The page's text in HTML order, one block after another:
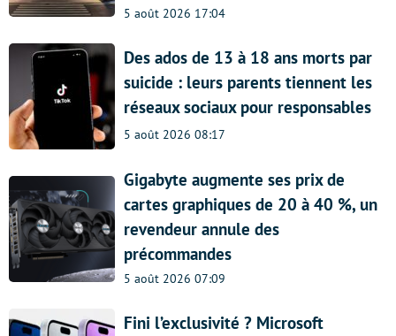
5 août 2026 17:04
Des ados de 13 à 18 ans morts par
suicide : leurs parents tiennent les
réseaux sociaux pour responsables
5 août 2026 08:17
Gigabyte augmente ses prix de
cartes graphiques de 20 à 40 %, un
revendeur annule des
précommandes
5 août 2026 07:09
Fini l’exclusivité ? Microsoft